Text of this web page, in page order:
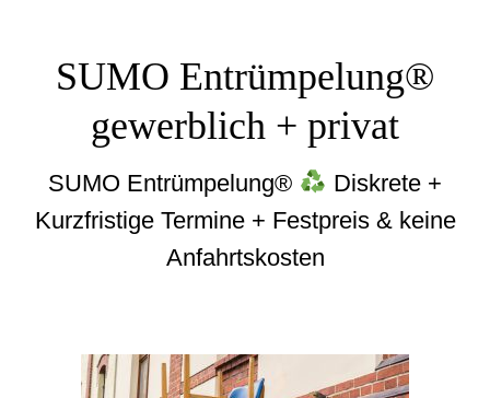
SUMO Entrümpelung®
gewerblich + privat
SUMO Entrümpelung®
Diskrete +
Kurzfristige Termine + Festpreis & keine
Anfahrtskosten